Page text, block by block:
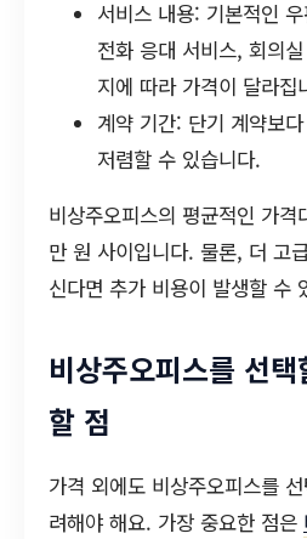
서비스 내용: 기본적인
전화 응대 서비스, 회의
지에 따라 가격이 달라집
계약 기간: 단기 계약보
저렴할 수 있습니다.
비상주오피스의 평균적인 가
만 원 사이입니다. 물론, 더 고
신다면 추가 비용이 발생할 수
비상주오피스를 선
할 점
가격 외에도 비상주오피스를
려해야 해요. 가장 중요한 점은